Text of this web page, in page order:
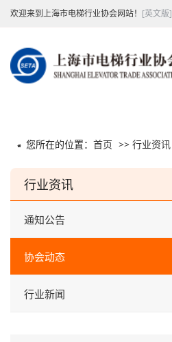
欢迎来到上海市电梯行业协会网站！ [英文版]
您所在的位置： 首页 >> 行业资讯
行业资讯
通知公告
协会动态
行业新闻